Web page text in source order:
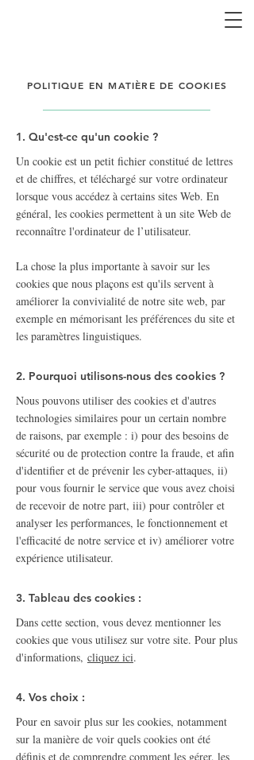
POLITIQUE EN MATIÈRE DE COOKIES
1. Qu'est-ce qu'un cookie ?
Un cookie est un petit fichier constitué de lettres
et de chiffres, et téléchargé sur votre ordinateur
lorsque vous accédez à certains sites Web. En
général, les cookies permettent à un site Web de
reconnaître l'ordinateur de l’utilisateur.
La chose la plus importante à savoir sur les
cookies que nous plaçons est qu'ils servent à
améliorer la convivialité de notre site web, par
exemple en mémorisant les préférences du site et
les paramètres linguistiques.
2. Pourquoi utilisons-nous des cookies ?
Nous pouvons utiliser des cookies et d'autres
technologies similaires pour un certain nombre
de raisons, par exemple : i) pour des besoins de
sécurité ou de protection contre la fraude, et afin
d'identifier et de prévenir les cyber-attaques, ii)
pour vous fournir le service que vous avez choisi
de recevoir de notre part, iii) pour contrôler et
analyser les performances, le fonctionnement et
l'efficacité de notre service et iv) améliorer votre
expérience utilisateur.
3. Tableau des cookies :
Dans cette section, vous devez mentionner les
cookies que vous utilisez sur votre site. Pour plus
d'informations, cliquez ici.
4. Vos choix :
Pour en savoir plus sur les cookies, notamment
sur la manière de voir quels cookies ont été
définis et de comprendre comment les gérer, les